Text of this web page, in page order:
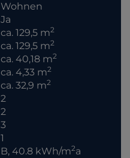
Wohnen
Ja
ca. 129,5 m2
ca. 129,5 m2
ca. 40,18 m2
ca. 4,33 m2
ca. 32,9 m2
2
2
3
1
B, 40.8 kWh/m2a